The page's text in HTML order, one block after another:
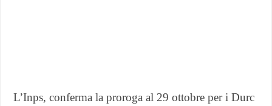
L’Inps, conferma la proroga al 29 ottobre per i Durc